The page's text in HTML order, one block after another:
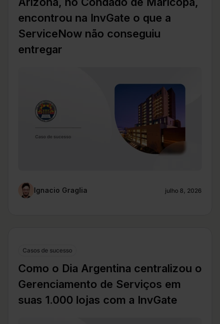
encontrou na InvGate o que a
ServiceNow não conseguiu
entregar
Ignacio Graglia julho 8, 2026
Casos de sucesso
Como o Dia Argentina centralizou o
Gerenciamento de Serviços em
suas 1.000 lojas com a InvGate